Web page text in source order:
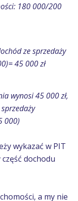
180 000/200
ze sprzedaży
45 000 zł
wynosi 45 000 zł,
000)
wykazać w PIT
część dochodu
a my nie